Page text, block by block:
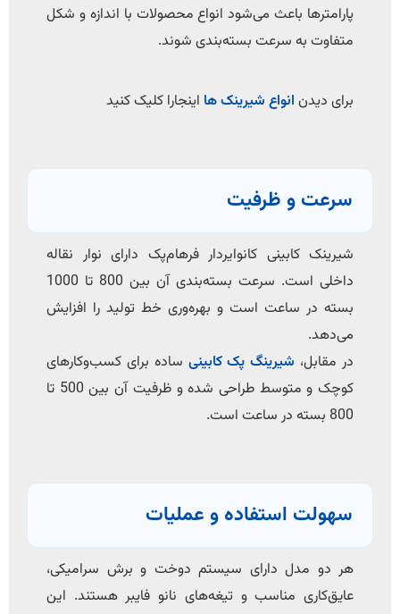
پارامترها باعث می‌شود انواع محصولات با اندازه و شکل
متفاوت به سرعت بسته‌بندی شوند.
برای دیدنانواع شیرینک هااینجارا کلیک کنید
سرعت و ظرفیت
شیرینک کابینی کانوایردار فرهام‌پک دارای نوار نقاله
داخلی است. سرعت بسته‌بندی آن بین 800 تا 1000
بسته در ساعت است و بهره‌وری خط تولید را افزایش
می‌دهد.
در مقابل،شیرینگ پک کابینیساده برای کسب‌وکارهای
کوچک و متوسط طراحی شده و ظرفیت آن بین 500 تا
800 بسته در ساعت است.
سهولت استفاده و عملیات
هر دو مدل دارای سیستم دوخت و برش سرامیکی،
عایق‌کاری مناسب و تیغه‌های نانو فایبر هستند. این